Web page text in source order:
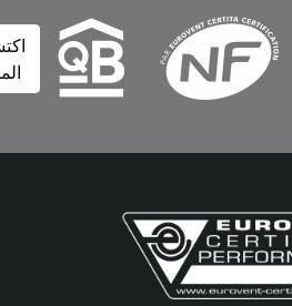
اكتشف
المزيد